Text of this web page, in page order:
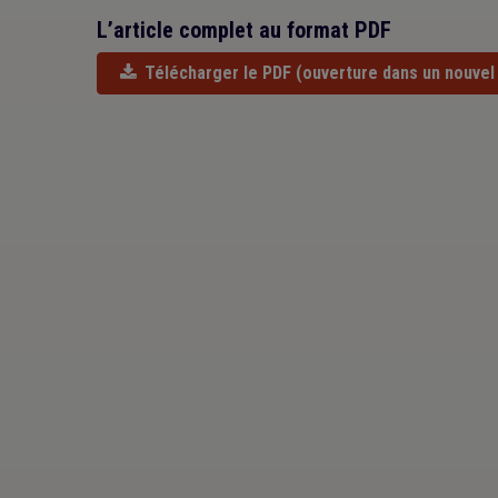
L’article complet au format PDF
Télécharger le PDF (ouverture dans un